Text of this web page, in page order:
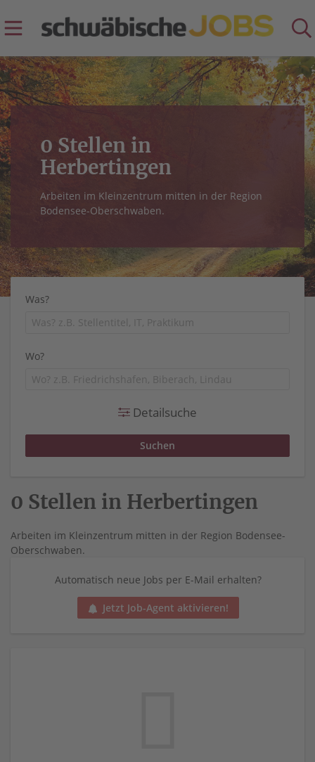
0 Stellen in
Herbertingen
Arbeiten im Kleinzentrum mitten in der Region
Bodensee-Oberschwaben.
Was?
Wo?
Detailsuche
0 Stellen in Herbertingen
Arbeiten im Kleinzentrum mitten in der Region Bodensee-
Oberschwaben.
Automatisch neue Jobs per E-Mail erhalten?
Jetzt Job-Agent aktivieren!